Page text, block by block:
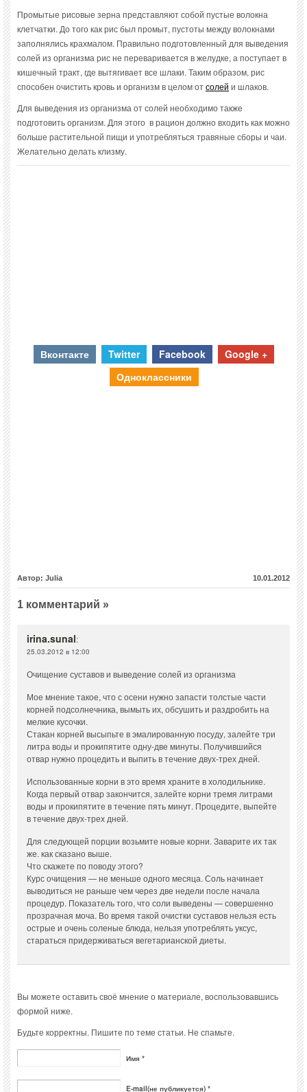
Промытые рисовые зерна представляют собой пустые волокна
клетчатки. До того как рис был промыт, пустоты между волокнами
заполнялись крахмалом. Правильно подготовленный для выведения
солей из организма рис не переваривается в желудке, а поступает в
кишечный тракт, где вытягивает все шлаки. Таким образом, рис
способен очистить кровь и организм в целом отсолей и шлаков.
Для выведения из организма от солей необходимо также
подготовить организм. Для этого в рацион должно входить как можно
больше растительной пищи и употребляться травяные сборы и чаи.
Желательно делать клизму.
Вконтакте Twitter Facebook
Google +
Одноклассники
Автор: Julia 10.01.2012
1 комментарий »
irina.sunal:
25.03.2012 в 12:00
Очищение суставов и выведение солей из организма
Мое мнение такое, что с осени нужно запасти толстые части
корней подсолнечника, вымыть их, обсушить и раздробить на
мелкие кусочки.
Стакан корней высыпьте в эмалированную посуду, залейте три
литра воды и прокипятите одну-две минуты. Получившийся
отвар нужно процедить и выпить в течение двух-трех дней.
Использованные корни в это время храните в холодильнике.
Когда первый отвар закончится, залейте корни тремя литрами
воды и прокипятите в течение пять минут. Процедите, выпейте
в течение двух-трех дней.
Для следующей порции возьмите новые корни. Заварите их так
же. как сказано выше.
Что скажете по поводу этого?
Курс очищения — не меньше одного месяца. Соль начинает
выводиться не раньше чем через две недели после начала
процедур. Показатель того, что соли выведены — совершенно
прозрачная моча. Во время такой очистки суставов нельзя есть
острые и очень соленые блюда, нельзя употреблять уксус,
стараться придерживаться вегетарианской диеты.
Вы можете оставить своё мнение о материале, воспользовавшись
формой ниже.
Будьте корректны. Пишите по теме статьи. Не спамьте.
Имя *
E-mail(не публикуется) *